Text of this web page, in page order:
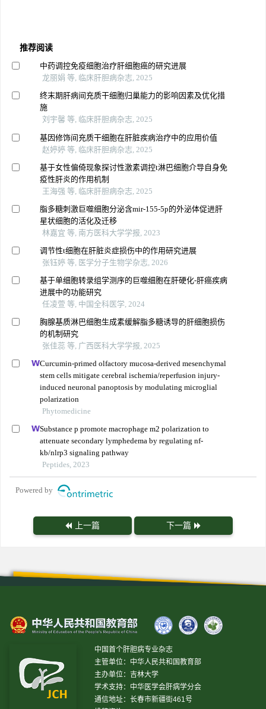
推荐阅读
中药调控免疫细胞治疗肝细胞癌的研究进展
龙丽娟 等, 临床肝胆病杂志, 2025
终末期肝病间充质干细胞归巢能力的影响因素及优化措
施
刘宇馨 等, 临床肝胆病杂志, 2025
基因修饰间充质干细胞在肝脏疾病治疗中的应用价值
赵婷婷 等, 临床肝胆病杂志, 2025
基于女性偏倚现象探讨性激素调控t淋巴细胞介导自身免
疫性肝炎的作用机制
王海强 等, 临床肝胆病杂志, 2025
脂多糖刺激巨噬细胞分泌含mir-155-5p的外泌体促进肝
星状细胞的活化及迁移
林嘉宜 等, 南方医科大学学报, 2023
调节性t细胞在肝脏炎症损伤中的作用研究进展
张钰婷 等, 医学分子生物学杂志, 2026
基于单细胞转录组学测序的巨噬细胞在肝硬化-肝癌疾病
进展中的功能研究
任凌萱 等, 中国全科医学, 2024
胸腺基质淋巴细胞生成素缓解脂多糖诱导的肝细胞损伤
的机制研究
张佳蕊 等, 广西医科大学学报, 2025
Curcumin-primed olfactory mucosa-derived mesenchymal
stem cells mitigate cerebral ischemia/reperfusion injury-
induced neuronal panoptosis by modulating microglial
polarization
Phytomedicine
Substance p promote macrophage m2 polarization to
attenuate secondary lymphedema by regulating nf-
kb/nlrp3 signaling pathway
Peptides, 2023
Powered by
上一篇 下一篇
中国首个肝胆病专业杂志
主管单位：中华人民共和国教育部
主办单位：吉林大学
学术支持：中华医学会肝病学分会
通信地址：长春市新疆街461号